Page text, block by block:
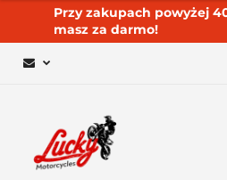
Przy zakupach powyżej
masz za darmo!